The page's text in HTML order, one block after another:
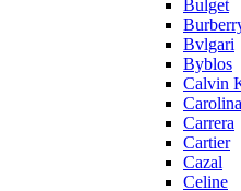
Bulget
Bvlgari
Byblos
Calvin
Carrera
Cartier
Cazal
Celine